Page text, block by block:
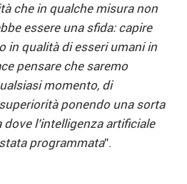
che in qualche misura non
essere una sfida: capire
in qualità di esseri umani in
pensare che saremo
momento, di
ponendo una sorta
l’intelligenza artificiale
programmata”.